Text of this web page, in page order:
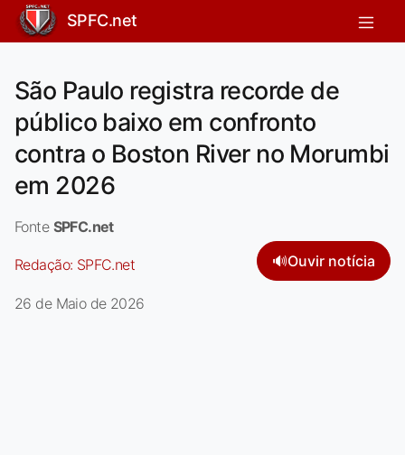
SPFC.net
São Paulo registra recorde de
público baixo em confronto
contra o Boston River no Morumbi
em 2026
Fonte SPFC.net
Redação: SPFC.net 🔊Ouvir notícia
26 de Maio de 2026